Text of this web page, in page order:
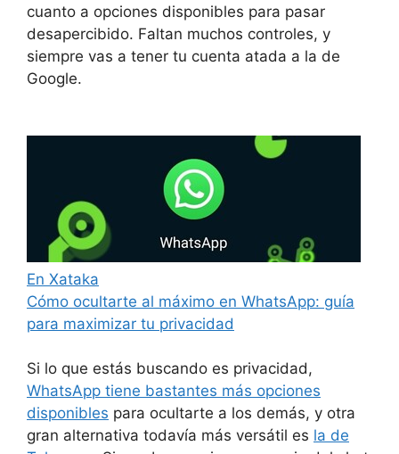
cuanto a opciones disponibles para pasar
desapercibido. Faltan muchos controles, y
siempre vas a tener tu cuenta atada a la de
Google.
En Xataka
Cómo ocultarte al máximo en WhatsApp: guía
para maximizar tu privacidad
Si lo que estás buscando es privacidad,
WhatsApp tiene bastantes más opciones
disponibles para ocultarte a los demás, y otra
gran alternativa todavía más versátil es la de